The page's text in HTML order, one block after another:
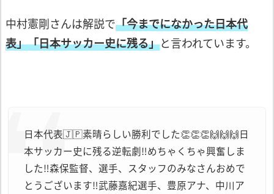
中村憲剛さんは解説で「今までになかった日本代
表」「日本サッカー史に残る」と言われています。
日本代表🇯🇵素晴らしい勝利でした👏👏👏🙌🙌🙌日
本サッカー史に残る逆転劇‼︎めちゃくちゃ興奮しま
した‼︎森保監督、選手、スタッフのみなさんおめで
とうございます‼︎武藤嘉紀選手、豊原アナ、中川ア